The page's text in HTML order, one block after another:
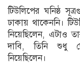
টিউলিপের ঘনিষ্ঠ
ঢাকায় থাকেননি।
নিয়েছিলেন, এটাও
দাবি, তিনি শুধু
নিয়েছিলেন।